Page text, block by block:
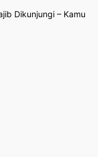
Dikunjungi – Kamu